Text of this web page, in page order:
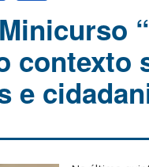
contexto
e